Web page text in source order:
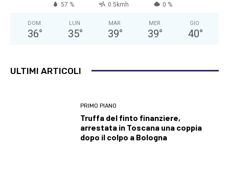
57 % 0.5kmh 0 %
DOM
36°
LUN
35°
MAR
39°
MER
39°
GIO
40°
ULTIMI ARTICOLI
PRIMO PIANO
Truffa del finto finanziere,
arrestata in Toscana una coppia
dopo il colpo a Bologna